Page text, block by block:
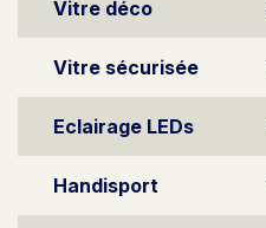
Vitre déco
Vitre sécurisée
Eclairage LEDs
Handisport